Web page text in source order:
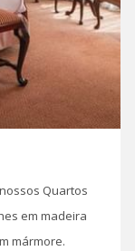
Quartos
em madeira
mármore.